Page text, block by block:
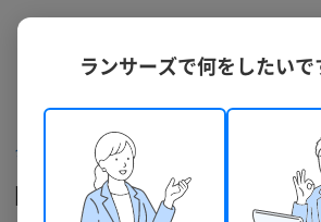
クラウドソーシング ランサーズ フリーランス
Pythonのフリーランスを
ランサーズで何をしたいで